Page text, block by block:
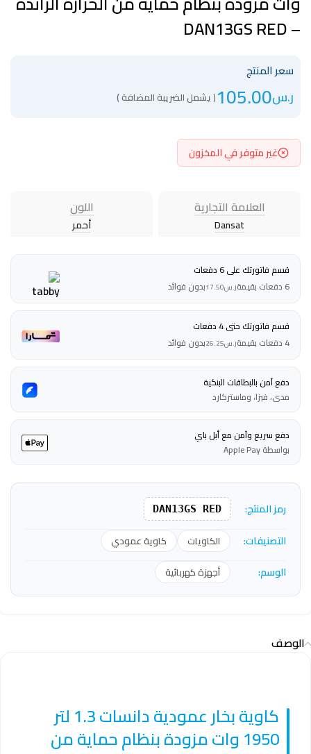
– DAN13GS RED
سعر المنتج
ر.س105.00( يشمل الضريبة المضافة )
غير متوفر في المخزون
العلامة التجارية
Dansat
اللون
أحمر
قسم فاتورتك على 6 دفعات
6 دفعات بقيمة
ر.س17.50بدون فوائد
قسم فاتورتك حتى 4 دفعات
4 دفعات بقيمة
ر.س26.25بدون فوائد
دفع آمن بالبطاقات البنكية
مدى، فيزا، وماستركارد
دفع سريع وآمن مع أبل باي
بواسطة Apple Pay
رمز المنتج: DAN13GS RED
التصنيفات: الكاويات كاوية عمودي
الوسم: أجهزة كهربائية
الوصف
كاوية بخار عمودية دانسات 1.3 لتر
1950 وات مزودة بنظام حماية من